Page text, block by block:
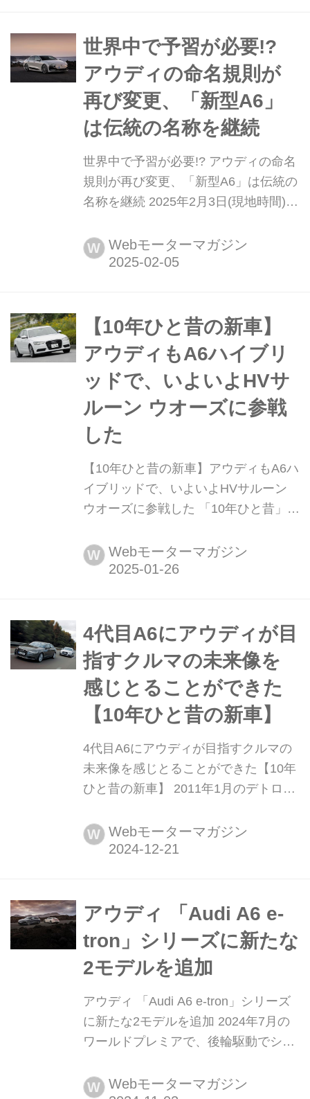
るが、新型「A6アバント」のデザイン
は「A6 e-tr...
世界中で予習が必要!?
アウディの命名規則が
再び変更、「新型A6」
は伝統の名称を継続
世界中で予習が必要!? アウディの命名
規則が再び変更、「新型A6」は伝統の
名称を継続 2025年2月3日(現地時間)、
世界標準化してユーザーにわかりやす
く統一化すると発表した。これによ
新たな「命名ルール」が浸透するまで
は、それなりに時間がかかるかもしれ
ない。
W Webモーターマガジン
【10年ひと昔の新車】
アウディもA6ハイブリ
ッドで、いよいよHVサ
ルーン ウオーズに参戦
した
【10年ひと昔の新車】アウディもA6ハ
イブリッドで、いよいよHVサルーン
ウオーズに参戦した 「10年ひと昔」と
は環境や安全を重視する傾向が強まっ
ていた。そんな時代のニューモデル試
ッドだ。
W Webモーターマガジン
4代目A6にアウディが目
指すクルマの未来像を
感じとることができた
【10年ひと昔の新車】
4代目A6にアウディが目指すクルマの
未来像を感じとることができた【10年
ひと昔の新車】 2011年1月のデトロイ
アウディA6の国際試乗会が、春の訪れ
が迫るドイツで行われた。アウディは
Magazine誌はこの国際試乗会に参加し
ているので、今回はその模様を振り...
W Webモーターマガジン
アウディ 「Audi A6 e-
tron」シリーズに新たな
2モデルを追加
アウディ 「Audi A6 e-tron」シリーズ
に新たな2モデルを追加 2024年7月の
ワールドプレミアで、後輪駆動でシス
ル時は280 kW)の「Audi A6 e-tron パフ
W Webモーターマガジン